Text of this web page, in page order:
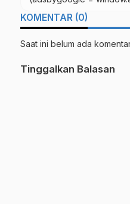
KOMENTAR (0)
Saat ini belum ada
Tinggalkan Balasan